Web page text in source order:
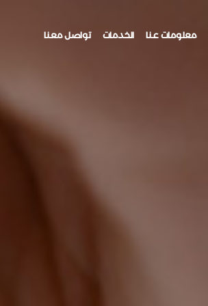
معلومات عنا الخدمات تواصل معنا